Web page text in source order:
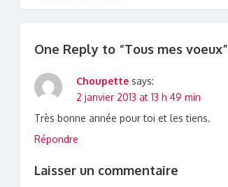
de
One Reply to “Tous mes voeux”
Choupette says:
2 janvier 2013 at 13 h 49 min
Très bonne année pour toi et les tiens.
Répondre
Laisser un commentaire